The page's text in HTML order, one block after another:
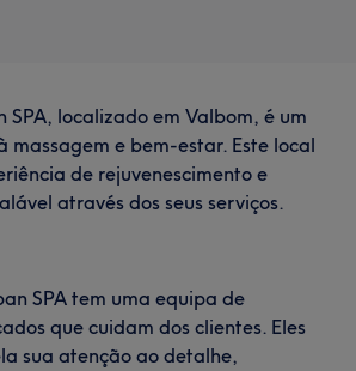
localizado em Valbom, é um
massagem e bem-estar. Este local
de rejuvenescimento e
através dos seus serviços.
SPA tem uma equipa de
que cuidam dos clientes. Eles
sua atenção ao detalhe,